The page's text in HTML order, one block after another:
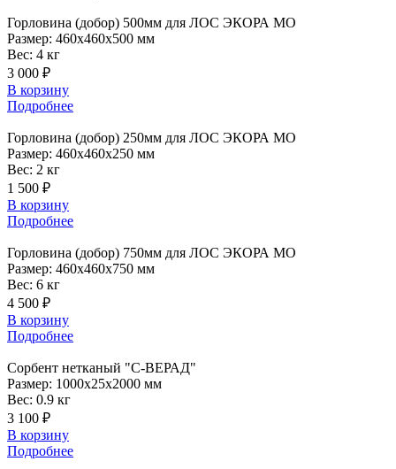
Горловина (добор) 500мм для ЛОС ЭКОРА МО
Размер: 460x460x500 мм
Вес: 4 кг
3 000 ₽
В корзину
Подробнее
Горловина (добор) 250мм для ЛОС ЭКОРА МО
Размер: 460x460x250 мм
Вес: 2 кг
1 500 ₽
В корзину
Подробнее
Горловина (добор) 750мм для ЛОС ЭКОРА МО
Размер: 460x460x750 мм
Вес: 6 кг
4 500 ₽
В корзину
Подробнее
Сорбент нетканый "С-ВЕРАД"
Размер: 1000x25x2000 мм
Вес: 0.9 кг
3 100 ₽
В корзину
Подробнее